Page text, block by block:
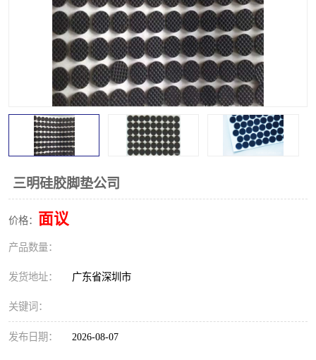
三明硅胶脚垫公司
价格： 面议
产品数量：
发货地址： 广东省深圳市
关键词：
发布日期： 2026-08-07